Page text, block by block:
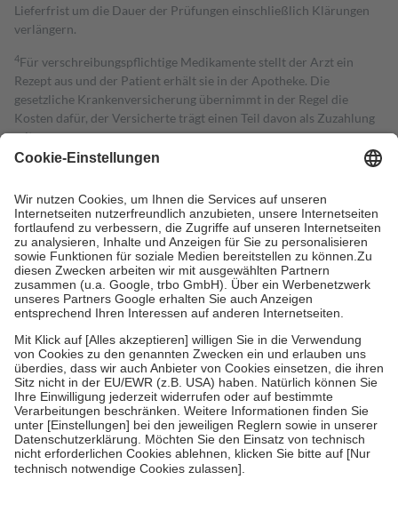
Lieferfrist um die Dauer der Prüfungen einschließlich Klärungen
verlängern.
4Für verschreibungspflichtige Medikamente stellt der Arzt ein
Rezept aus und der Patient erhält sie in der Apotheke. Die
gesetzliche Krankenversicherung übernimmt in der Regel die
Kosten dafür, der Versicherte trägt einen Teil davon als Zuzahlung
mit.
Grundsätzlich leisten Mitglieder Zuzahlungen in Höhe von zehn
höchstens zehn Euro.
Es sind jedoch nie mehr als die tatsächlichen
Kosten der Leistung zu entrichten.
Diese Regeln gelten grundsätzlich auch für Online-Apotheken.
Bei Heilmitteln und häuslicher Krankenpflege beträgt die
Zuzahlung zehn Prozent der Kosten sowie zehn Euro je
Verordnung.
Um das Engagement der Versicherten für ihre eigene Gesundheit zu
stärken und die besondere Stellung der Familie zu unterstützen,
fallenkeine Zuzahlungenan bei:
• Kindern und Jugendlichen bis zum vollendeten 18. Lebensjahr
mit Ausnahme der Fahrkosten
• Untersuchungen zur Vorsorge und Früherkennung, die von der
GKV getragen werden
• empfohlenen Schutzimpfungen
• Harn- und Blutteststreifen